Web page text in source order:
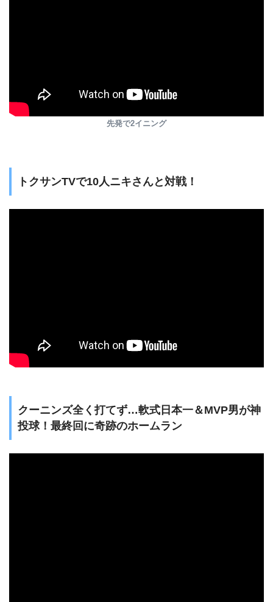
先発で2イニング
トクサンTVで10人ニキさんと対戦！
クーニンズ全く打てず…軟式日本一＆MVP男が神
投球！最終回に奇跡のホームラン